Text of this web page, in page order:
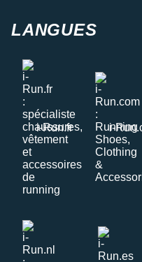
LANGUES
i-Run.fr i-